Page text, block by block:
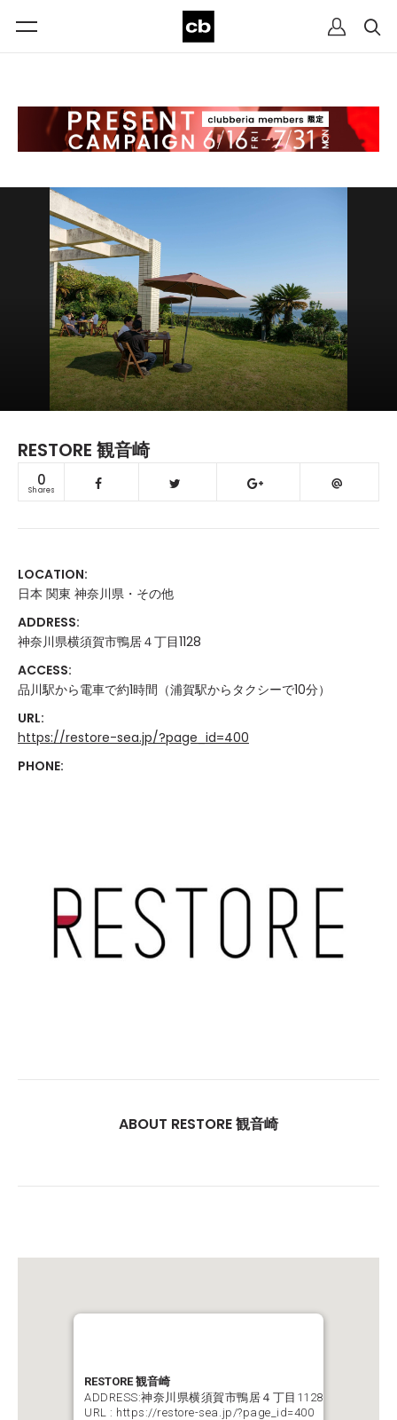
RESTORE 観音崎
0
Shares
LOCATION:
日本 関東 神奈川県・その他
ADDRESS:
神奈川県横須賀市鴨居４丁目1128
ACCESS:
品川駅から電車で約1時間（浦賀駅からタクシーで10分）
URL:
https://restore-sea.jp/?page_id=400
PHONE:
ABOUT RESTORE 観音崎
RESTORE 観音崎
ADDRESS:神奈川県横須賀市鴨居４丁目1128
URL : https://restore-sea.jp/?page_id=400